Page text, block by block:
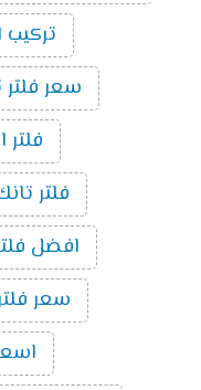
تركيب
سعر فلتر تانك 7
فلتر
فلتر تانك 7 مراحل
افضل فلتر مياه 7
سعر فلتر تانك
اسعار